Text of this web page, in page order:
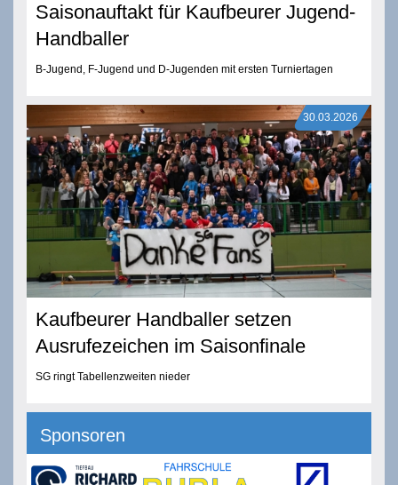
Saisonauftakt für Kaufbeurer Jugend-
Handballer
B-Jugend, F-Jugend und D-Jugenden mit ersten Turniertagen
30.03.2026
Kaufbeurer Handballer setzen
Ausrufezeichen im Saisonfinale
SG ringt Tabellenzweiten nieder
Sponsoren